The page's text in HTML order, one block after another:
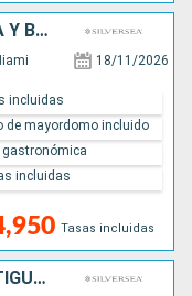
PUERTO RICO, FRANCIA, ANTIGUA Y BARBUDA, REINO UNIDO, ESTADOS UNIDOS
18/11/2026
Tasas incluidas
incluidas
de mayordomo incluido
gastronómica
incluidas
PUERTO RICO, SANTA LUCIA, ANTIGUA Y BARBUDA